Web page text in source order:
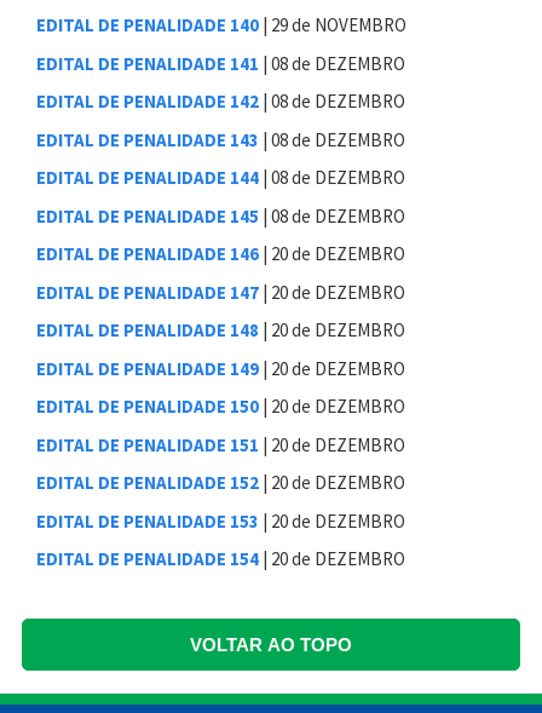
EDITAL DE PENALIDADE 140 | 29 de NOVEMBRO
EDITAL DE PENALIDADE 141 | 08 de DEZEMBRO
EDITAL DE PENALIDADE 142 | 08 de DEZEMBRO
EDITAL DE PENALIDADE 143 | 08 de DEZEMBRO
EDITAL DE PENALIDADE 144 | 08 de DEZEMBRO
EDITAL DE PENALIDADE 145 | 08 de DEZEMBRO
EDITAL DE PENALIDADE 146 | 20 de DEZEMBRO
EDITAL DE PENALIDADE 147 | 20 de DEZEMBRO
EDITAL DE PENALIDADE 148 | 20 de DEZEMBRO
EDITAL DE PENALIDADE 149 | 20 de DEZEMBRO
EDITAL DE PENALIDADE 150 | 20 de DEZEMBRO
EDITAL DE PENALIDADE 151 | 20 de DEZEMBRO
EDITAL DE PENALIDADE 152 | 20 de DEZEMBRO
EDITAL DE PENALIDADE 153 | 20 de DEZEMBRO
EDITAL DE PENALIDADE 154 | 20 de DEZEMBRO
VOLTAR AO TOPO